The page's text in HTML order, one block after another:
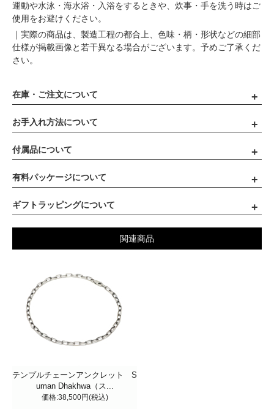
運動や水泳・海水浴・入浴をするときや、炊事・手を洗う時はご
使用をお避けください。
｜実際の商品は、製造工程の都合上、色味・柄・形状などの細部
仕様が掲載画像と若干異なる場合がございます。予めご了承くだ
さい。
在庫・ご注文について
お手入れ方法について
付属品について
有料パッケージについて
ギフトラッピングについて
関連商品
テンプルチェーンアンクレット S
uman Dhakhwa（ス...
価格:38,500円(税込)